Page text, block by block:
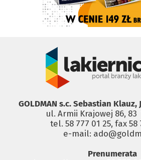
GOLDMAN s.c. Sebastian
ul. Armii Krajowej 86, 83
tel. 58 777 01 25, fax 58
e-mail:
Prenumerata